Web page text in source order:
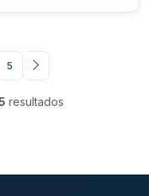
5
resultados